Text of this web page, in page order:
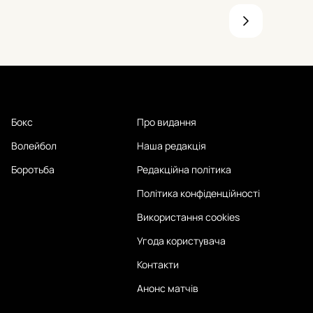
Бокс
Волейбол
Боротьба
Про видання
Наша редакція
Редакційна політика
Політика конфіденційності
Використання cookies
Угода користувача
Контакти
Анонс матчів